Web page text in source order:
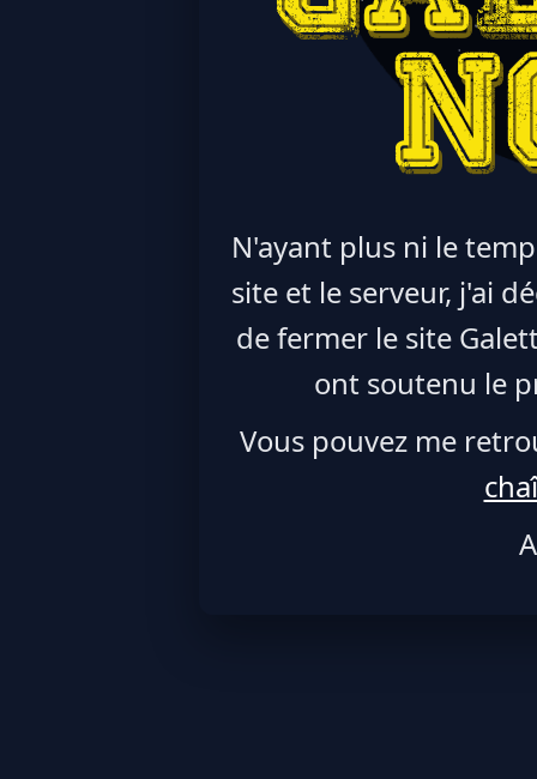
N'ayant plus ni le
site et le serveur, j'ai
de fermer le site
ont soutenu le
Vous pouvez me